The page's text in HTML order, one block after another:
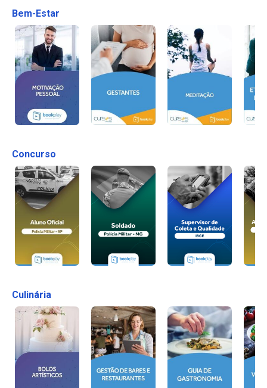
Bem-Estar
Concurso
Culinária